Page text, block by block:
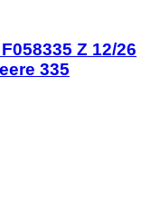
Z 12/26
335